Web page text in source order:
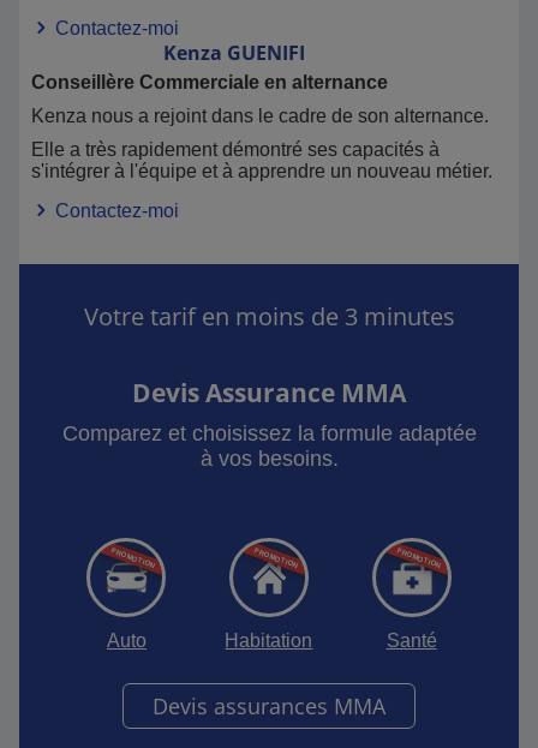
Contactez-moi
Kenza GUENIFI
Conseillère Commerciale en alternance
Kenza nous a rejoint dans le cadre de son alternance.
Elle a très rapidement démontré ses capacités à
s'intégrer à l'équipe et à apprendre un nouveau métier.
Contactez-moi
Votre tarif en moins de 3 minutes
Devis Assurance MMA
Comparez et choisissez la formule adaptée
à vos besoins.
Auto Habitation Santé
Devis assurances MMA